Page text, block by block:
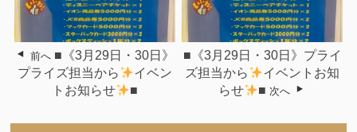
前へ ■《3月29日・30日》
プライズ担当から
イベン
トお知らせ
■
■《3月29日・30日》プライ
ズ担当から
イベントお知
らせ
■ 次へ